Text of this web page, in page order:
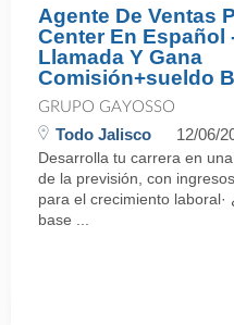
Agente De Ventas
Center En Español
Llamada Y Gana
Comisión+sueldo
GRUPO GAYOSSO
Todo Jalisco 12/06/
Desarrolla tu carrera en
de la previsión, con
para el crecimiento
base ...